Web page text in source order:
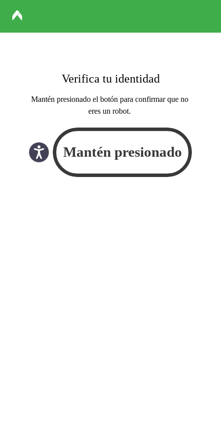
Verifica tu identidad
Mantén presionado el botón para confirmar que no
eres un robot.